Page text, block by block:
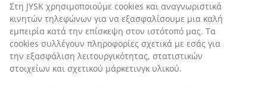
Στη JYSK χρησιμοποιούμε cookies και αναγνωριστικά
κινητών τηλεφώνων για να εξασφαλίσουμε μια καλή
εμπειρία κατά την επίσκεψη στον ιστότοπό μας. Τα
cookies συλλέγουν πληροφορίες σχετικά με εσάς για
την εξασφάλιση λειτουργικότητας, στατιστικών
στοιχείων και σχετικού μάρκετινγκ υλικού.